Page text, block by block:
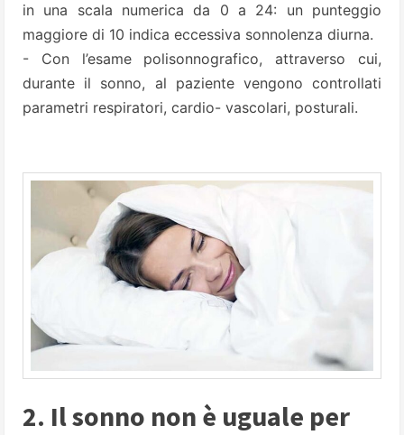
in una scala numerica da 0 a 24: un punteggio
maggiore di 10 indica eccessiva sonnolenza diurna.
- Con l’esame polisonnografico, attraverso cui,
durante il sonno, al paziente vengono controllati
parametri respiratori, cardio- vascolari, posturali.
2. Il sonno non è uguale per